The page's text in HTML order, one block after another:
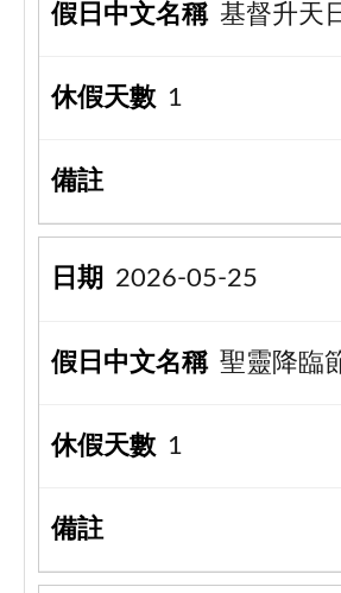
基督升天
1
2026-05-25
聖靈降臨
1